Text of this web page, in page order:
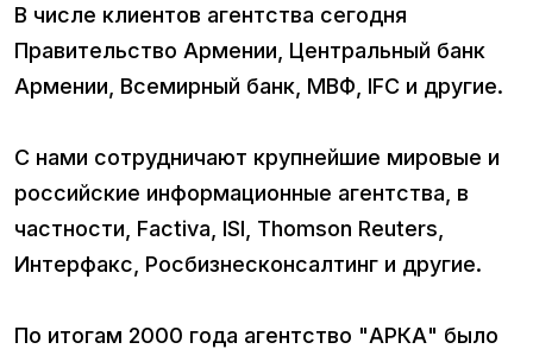
В числе клиентов агентства сегодня
Правительство Армении, Центральный банк
Армении, Всемирный банк, МВФ, IFC и другие.
С нами сотрудничают крупнейшие мировые и
российские информационные агентства, в
частности, Factiva, ISI, Thomson Reuters,
Интерфакс, Росбизнесконсалтинг и другие.
По итогам 2000 года агентство "АРКА" было